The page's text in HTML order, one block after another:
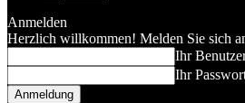
Anmelden
Herzlich willkommen! Melden Sie sich
Ihr
Ihr